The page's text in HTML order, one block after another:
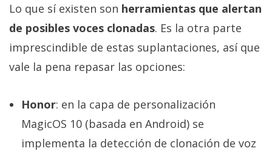
Lo que sí existen son herramientas que alertan
de posibles voces clonadas. Es la otra parte
imprescindible de estas suplantaciones, así que
vale la pena repasar las opciones:
Honor: en la capa de personalización
MagicOS 10 (basada en Android) se
implementa la detección de clonación de voz